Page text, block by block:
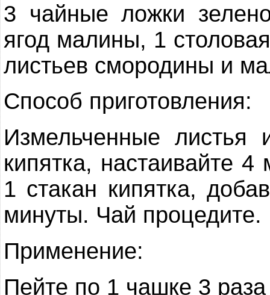
3 чайные ложки
ягод малины, 1
листьев смородины и
Способ приготовления:
Измельченные листья
кипятка, настаивайте
1 стакан кипятка,
минуты. Чай процедите.
Применение:
Пейте по 1 чашке 3